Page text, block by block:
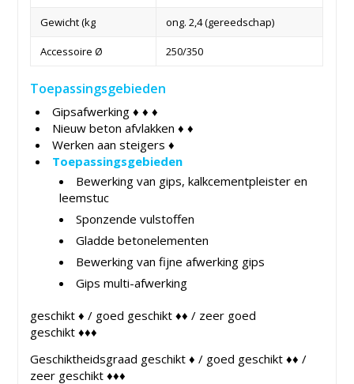
Gewicht (kg ong. 2,4 (gereedschap)
Accessoire Ø 250/350
Toepassingsgebieden
Gipsafwerking ♦ ♦ ♦
Nieuw beton afvlakken ♦ ♦
Werken aan steigers ♦
Toepassingsgebieden
Bewerking van gips, kalkcementpleister en
leemstuc
Sponzende vulstoffen
Gladde betonelementen
Bewerking van fijne afwerking gips
Gips multi-afwerking
geschikt ♦ / goed geschikt ♦♦ / zeer goed
geschikt ♦♦♦
Geschiktheidsgraad geschikt ♦ / goed geschikt ♦♦ /
zeer geschikt ♦♦♦